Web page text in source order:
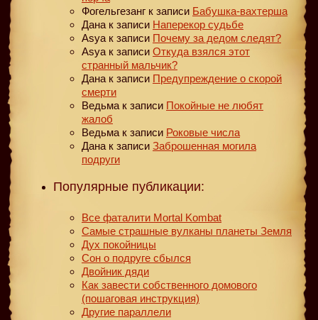
Фогельгезанг к записи Бабушка-вахтерша
Дана к записи Наперекор судьбе
Asya к записи Почему за дедом следят?
Asya к записи Откуда взялся этот
странный мальчик?
Дана к записи Предупреждение о скорой
смерти
Ведьма к записи Покойные не любят
жалоб
Ведьма к записи Роковые числа
Дана к записи Заброшенная могила
подруги
Популярные публикации:
Все фаталити Mortal Kombat
Самые страшные вулканы планеты Земля
Дух покойницы
Сон о подруге сбылся
Двойник дяди
Как завести собственного домового
(пошаговая инструкция)
Другие параллели